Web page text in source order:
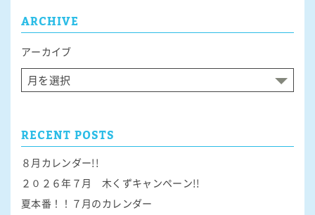
ARCHIVE
アーカイブ
RECENT POSTS
８月カレンダー!!
２０２６年７月 木くずキャンペーン!!
夏本番！！７月のカレンダー